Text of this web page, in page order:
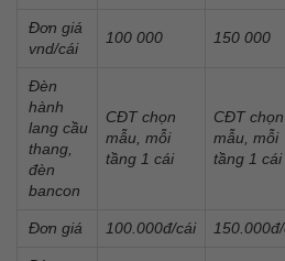
Đơn giá
vnd/cái
100 000 150 000
Đèn
hành
lang cầu
thang,
đèn
bancon
CĐT chọn
mẫu, mỗi
tầng 1 cái
CĐT chọn
mẫu, mỗi
tầng 1 cái
Đơn giá 100.000đ/cái